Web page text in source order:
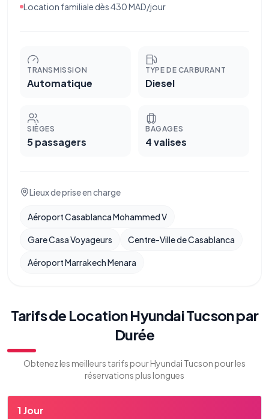
Location familiale dès 430 MAD/jour
TRANSMISSION
Automatique
TYPE DE CARBURANT
Diesel
SIÈGES
5 passagers
BAGAGES
4 valises
Lieux de prise en charge
Aéroport Casablanca Mohammed V
Gare Casa Voyageurs Centre-Ville de Casablanca
Aéroport Marrakech Menara
Tarifs de Location Hyundai Tucson par
Durée
Obtenez les meilleurs tarifs pour Hyundai Tucson pour les
réservations plus longues
1 Jour